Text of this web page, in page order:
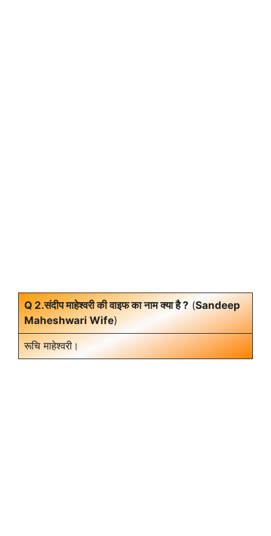
Q 2.संदीप माहेश्वरी की वाइफ का नाम क्या है ? (Sandeep
Maheshwari Wife)
रूचि माहेश्वरी।